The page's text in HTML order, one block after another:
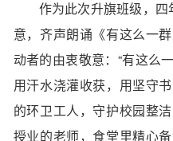
作为此次升旗班级，
意，齐声朗诵《有这么一
动者的由衷敬意：“有这么
用汗水浇灌收获，用坚守
的环卫工人，守护校园整
授业的老师，食堂里精心